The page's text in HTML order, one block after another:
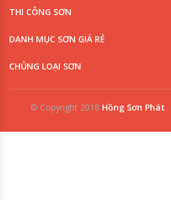
THI CÔNG SƠN
DANH MỤC SƠN GIÁ RẺ
CHỦNG LOẠI SƠN
© Copyright 2018 Hồng Sơn Phát .